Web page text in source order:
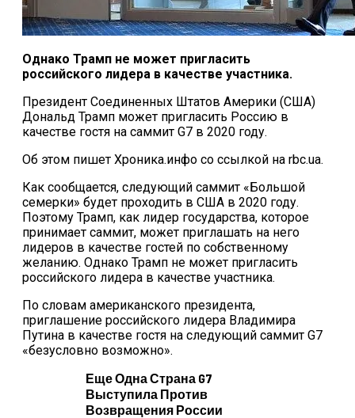
Однако Трамп не может пригласить
российского лидера в качестве участника.
Президент Соединенных Штатов Америки (США)
Дональд Трамп может пригласить Россию в
качестве гостя на саммит G7 в 2020 году.
Об этом пишет Хроника.инфо со ссылкой на rbc.ua.
Как сообщается, следующий саммит «Большой
семерки» будет проходить в США в 2020 году.
Поэтому Трамп, как лидер государства, которое
принимает саммит, может приглашать на него
лидеров в качестве гостей по собственному
желанию. Однако Трамп не может пригласить
российского лидера в качестве участника.
По словам американского президента,
приглашение российского лидера Владимира
Путина в качестве гостя на следующий саммит G7
«безусловно возможно».
Еще Одна Страна G7
Выступила Против
Возвращения России